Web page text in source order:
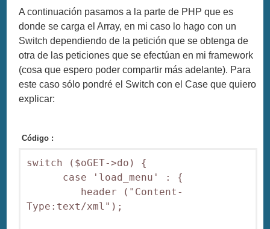
A continuación pasamos a la parte de PHP que es
donde se carga el Array, en mi caso lo hago con un
Switch dependiendo de la petición que se obtenga de
otra de las peticiones que se efectúan en mi framework
(cosa que espero poder compartir más adelante). Para
este caso sólo pondré el Switch con el Case que quiero
explicar:
Código :
switch ($oGET->do) {
case 'load_menu' : {
header ("Content-
Type:text/xml");